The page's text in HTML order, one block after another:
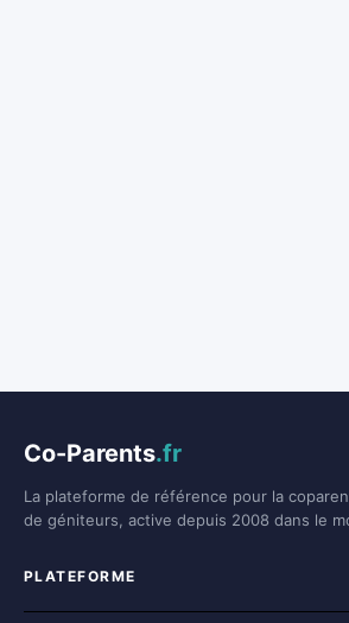
Co-Parents.fr
La plateforme de référence pour la
de géniteurs, active depuis 2008 dans le
PLATEFORME